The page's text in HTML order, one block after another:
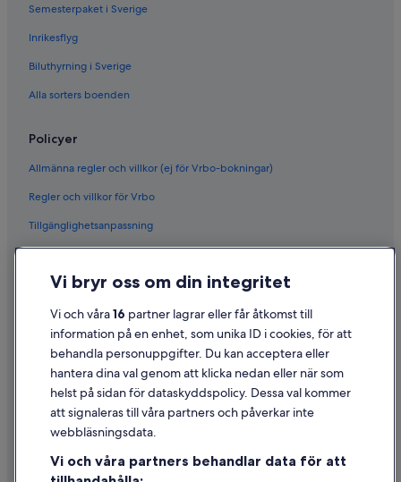
Semesterpaket i Sverige
Inrikesflyg
Biluthyrning i Sverige
Alla sorters boenden
Policyer
Allmänna regler och villkor (ej för Vrbo-bokningar)
Regler och villkor för Vrbo
Tillgänglighetsanpassning
Sekretess
Cookies
Användarvillkor
Juridisk information/Kontakta oss
Riktlinjer för innehåll och anmäla innehåll
Hjälp
Kontakta oss
Avboka eller ändra din bokning
Vi bryr oss om din integritet
Vi och våra16 partner lagrar eller får åtkomst till
information på en enhet, som unika ID i cookies, för att
behandla personuppgifter. Du kan acceptera eller
hantera dina val genom att klicka nedan eller när som
helst på sidan för dataskyddspolicy. Dessa val kommer
att signaleras till våra partners och påverkar inte
webbläsningsdata.
Vi och våra partners behandlar data för att